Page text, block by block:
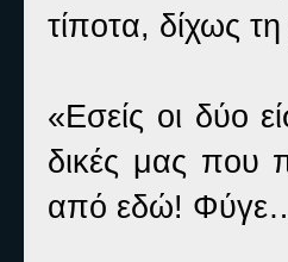
τίποτα, δίχως
«Εσείς οι δύο
δικές μας που
από εδώ!